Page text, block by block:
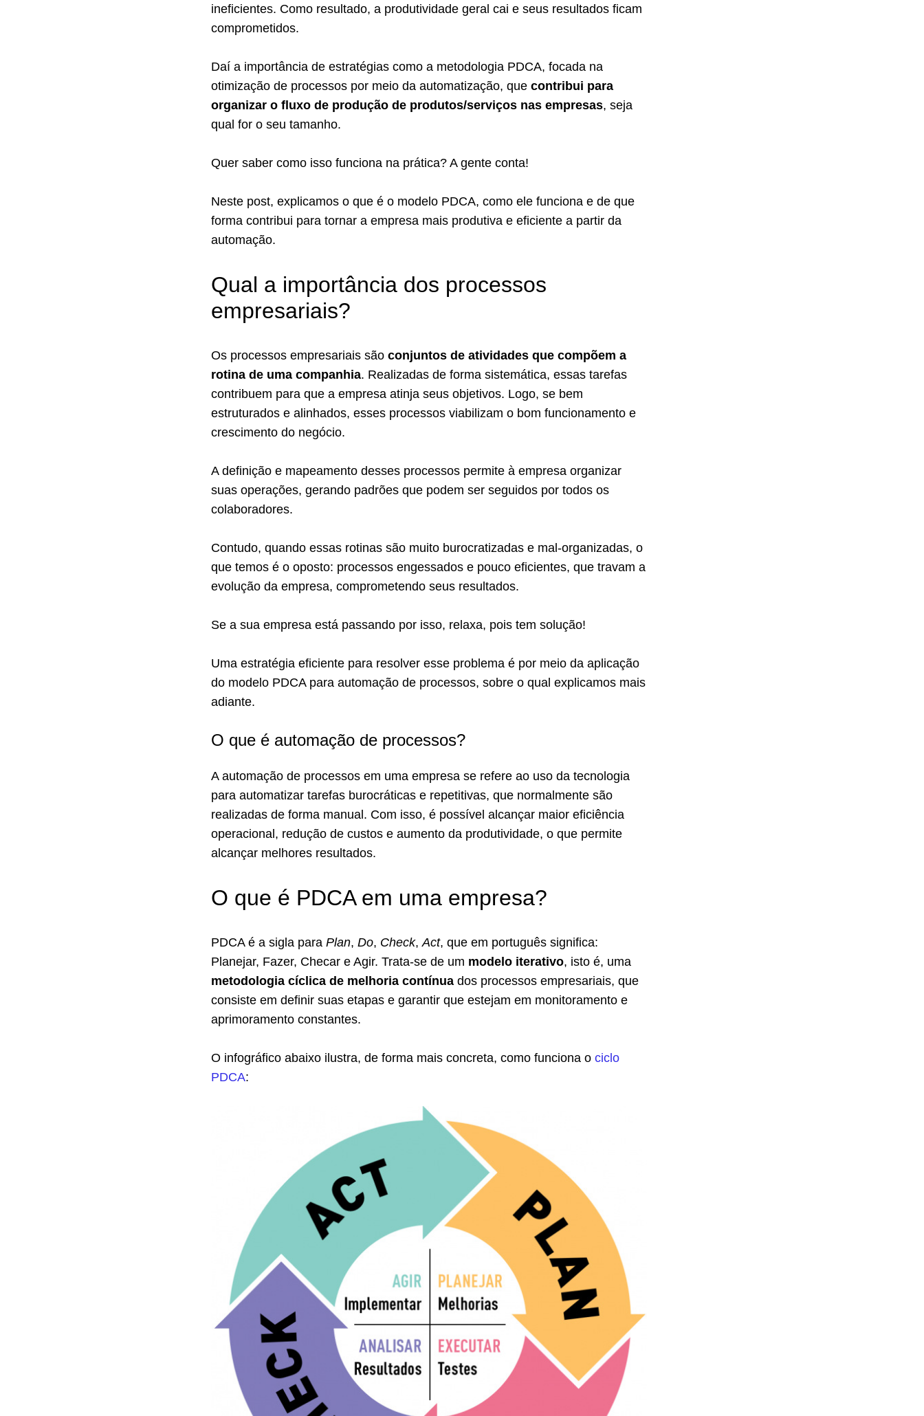
ineficientes. Como resultado, a produtividade geral cai e seus resultados ficam
comprometidos.
Daí a importância de estratégias como a metodologia PDCA, focada na
otimização de processos por meio da automatização, que contribui para
organizar o fluxo de produção de produtos/serviços nas empresas, seja
qual for o seu tamanho.
Quer saber como isso funciona na prática? A gente conta!
Neste post, explicamos o que é o modelo PDCA, como ele funciona e de que
forma contribui para tornar a empresa mais produtiva e eficiente a partir da
automação.
Qual a importância dos processos
empresariais?
Os processos empresariais são conjuntos de atividades que compõem a
rotina de uma companhia. Realizadas de forma sistemática, essas tarefas
contribuem para que a empresa atinja seus objetivos. Logo, se bem
estruturados e alinhados, esses processos viabilizam o bom funcionamento e
crescimento do negócio.
A definição e mapeamento desses processos permite à empresa organizar
suas operações, gerando padrões que podem ser seguidos por todos os
colaboradores.
Contudo, quando essas rotinas são muito burocratizadas e mal-organizadas, o
que temos é o oposto: processos engessados e pouco eficientes, que travam a
evolução da empresa, comprometendo seus resultados.
Se a sua empresa está passando por isso, relaxa, pois tem solução!
Uma estratégia eficiente para resolver esse problema é por meio da aplicação
do modelo PDCA para automação de processos, sobre o qual explicamos mais
adiante.
O que é automação de processos?
A automação de processos em uma empresa se refere ao uso da tecnologia
para automatizar tarefas burocráticas e repetitivas, que normalmente são
realizadas de forma manual. Com isso, é possível alcançar maior eficiência
operacional, redução de custos e aumento da produtividade, o que permite
alcançar melhores resultados.
O que é PDCA em uma empresa?
PDCA é a sigla para Plan, Do, Check,Act, que em português significa:
Planejar, Fazer, Checar e Agir. Trata-se de um modelo iterativo, isto é, uma
metodologia cíclica de melhoria contínua dos processos empresariais, que
consiste em definir suas etapas e garantir que estejam em monitoramento e
aprimoramento constantes.
O infográfico abaixo ilustra, de forma mais concreta, como funciona o ciclo
PDCA: